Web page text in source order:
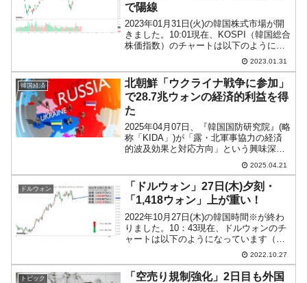
で陽線
2023年01月31日(火)の韓国株式市場が開
きました。10:01現在、KOSPI（韓国総合
株価指数）のチャートは以下のようにな
『Investing.com』より引用）。わずかな
がら下げて始まりましたが現在は陽線。
KO...
2023.01.31
韓国経済
北朝鮮「ウクライナ戦争に参加」
で28.7兆ウォンの経済的利益を得
た
2025年04月07日、『韓国国防研究院』(略
称「KIDA」)が「露・北軍事協力の経済
的波及効果と対応方向」という興味深い
リポートを出しました。ロシアが不法に
侵略して始めたウクライナ戦争に北朝鮮
が参戦。はるばる極東からヨーロッパ側
に兵士を派...
2025.04.21
ドルウォン
「ドルウォン」27日(木)夕刻・
「1,418ウォン」上が重い！
2022年10月27日(木)の韓国時間※が終わ
りました。10：43現在、ドルウォンのチ
ャートは以下のようになっています（チ
ャートは『Investing.com』より引用）。
一時「1ドル＝1,423ウォン」までいった
のですが、戻されてしまいま...
2022.10.27
トピック
「空売り規制強化」2日目も外国